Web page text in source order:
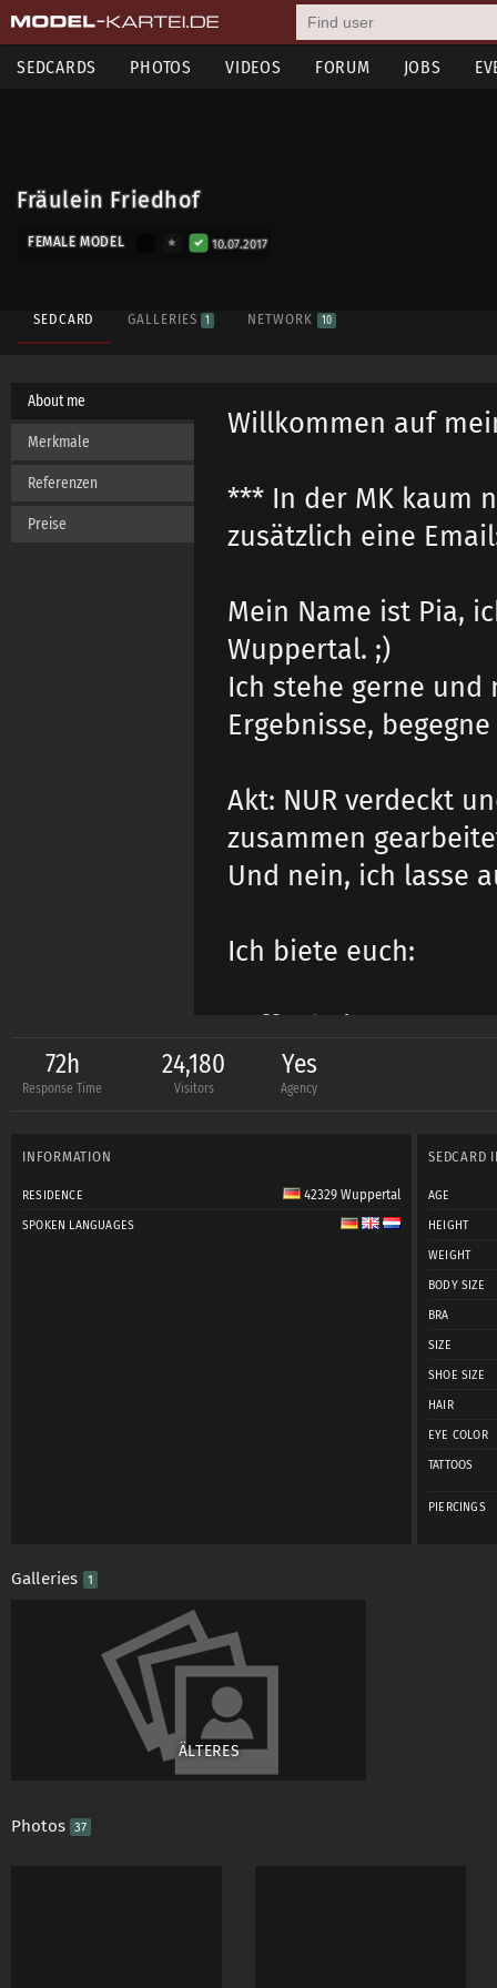
SEDCARDS PHOTOS VIDEOS FORUM JOBS
Fräulein Friedhof
FEMALE MODEL 10.07.2017
SEDCARD GALLERIES 1 NETWORK 10
About me
Merkmale
Referenzen
Preise
Willkommen auf
*** In der MK kaum
zusätzlich eine
Mein Name ist Pia,
Wuppertal. ;)
Ich stehe gerne
Ergebnisse,
Akt: NUR verdeckt
zusammen
Und nein, ich lasse
Ich biete euch:
-Offenheit
-Motivation
-Posingsicherheit
-Klamotten- und
-Wandlungsfähigkeit
-Professionalität
Ich habe noch nie
empfinde dies bei
überflüssig und
72h
Response Time
24,180
Visitors
Yes
Agency
INFORMATION
RESIDENCE 42329 Wuppertal
SPOKEN LANGUAGES
SEDCARD
AGE
HEIGHT
WEIGHT
BODY SIZE
BRA
SIZE
SHOE SIZE
HAIR
EYE COLOR
TATTOOS
PIERCINGS
Galleries 1
ÄLTERES
Photos 37